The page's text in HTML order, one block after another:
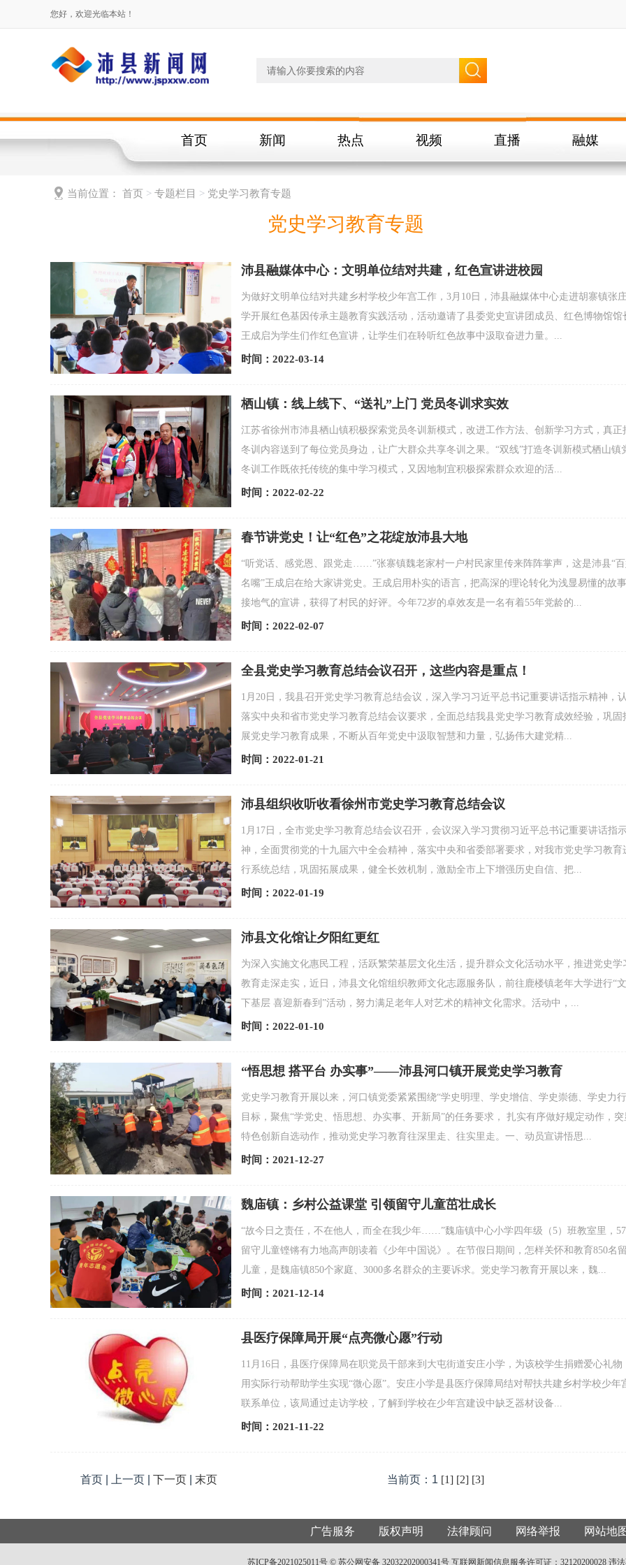
您好，欢迎光临本站！
首页 新闻 热点 视频 直播 融媒
当前位置： 首页 > 专题栏目 > 党史学习教育专题
党史学习教育专题
沛县融媒体中心：文明单位结对共建，红色宣讲进校园
为做好文明单位结对共建乡村学校少年宫工作，3月10日，沛县融媒体中心走进胡寨镇张
学开展红色基因传承主题教育实践活动，活动邀请了县委党史宣讲团成员、红色博物馆馆
王成启为学生们作红色宣讲，让学生们在聆听红色故事中汲取奋进力量。...
时间：2022-03-14
栖山镇：线上线下、“送礼”上门 党员冬训求实效
江苏省徐州市沛县栖山镇积极探索党员冬训新模式，改进工作方法、创新学习方式，真正
冬训内容送到了每位党员身边，让广大群众共享冬训之果。“双线”打造冬训新模式栖山镇
冬训工作既依托传统的集中学习模式，又因地制宜积极探索群众欢迎的活...
时间：2022-02-22
春节讲党史！让“红色”之花绽放沛县大地
“听党话、感党恩、跟党走……”张寨镇魏老家村一户村民家里传来阵阵掌声，这是沛县“
名嘴”王成启在给大家讲党史。王成启用朴实的语言，把高深的理论转化为浅显易懂的故事
接地气的宣讲，获得了村民的好评。今年72岁的卓效友是一名有着55年党龄的...
时间：2022-02-07
全县党史学习教育总结会议召开，这些内容是重点！
1月20日，我县召开党史学习教育总结会议，深入学习习近平总书记重要讲话指示精神，
落实中央和省市党史学习教育总结会议要求，全面总结我县党史学习教育成效经验，巩固
展党史学习教育成果，不断从百年党史中汲取智慧和力量，弘扬伟大建党精...
时间：2022-01-21
沛县组织收听收看徐州市党史学习教育总结会议
1月17日，全市党史学习教育总结会议召开，会议深入学习贯彻习近平总书记重要讲话指
神，全面贯彻党的十九届六中全会精神，落实中央和省委部署要求，对我市党史学习教育
行系统总结，巩固拓展成果，健全长效机制，激励全市上下增强历史自信、把...
时间：2022-01-19
沛县文化馆让夕阳红更红
为深入实施文化惠民工程，活跃繁荣基层文化生活，提升群众文化活动水平，推进党史学
教育走深走实，近日，沛县文化馆组织教师文化志愿服务队，前往鹿楼镇老年大学进行“
下基层 喜迎新春到”活动，努力满足老年人对艺术的精神文化需求。活动中，...
时间：2022-01-10
“悟思想 搭平台 办实事”——沛县河口镇开展党史学习教育
党史学习教育开展以来，河口镇党委紧紧围绕“学史明理、学史增信、学史崇德、学史力
目标，聚焦“学党史、悟思想、办实事、开新局”的任务要求， 扎实有序做好规定动作，突
特色创新自选动作，推动党史学习教育往深里走、往实里走。一、动员宣讲悟思...
时间：2021-12-27
魏庙镇：乡村公益课堂 引领留守儿童茁壮成长
“故今日之责任，不在他人，而全在我少年……”魏庙镇中心小学四年级（5）班教室里，
留守儿童铿锵有力地高声朗读着《少年中国说》。在节假日期间，怎样关怀和教育850名
儿童，是魏庙镇850个家庭、3000多名群众的主要诉求。党史学习教育开展以来，魏...
时间：2021-12-14
县医疗保障局开展“点亮微心愿”行动
11月16日，县医疗保障局在职党员干部来到大屯街道安庄小学，为该校学生捐赠爱心礼物
用实际行动帮助学生实现“微心愿”。安庄小学是县医疗保障局结对帮扶共建乡村学校少年
联系单位，该局通过走访学校，了解到学校在少年宫建设中缺乏器材设备...
时间：2021-11-22
首页 | 上一页 | 下一页| 末页 当前页：1 [1] [2] [3]
广告服务 版权声明 法律顾问 网络举报 网站地图
苏ICP备2021025011号 © 苏公网安备 32032202000341号 互联网新闻信息服务许可证：32120200028 违